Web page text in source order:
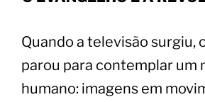
Quando a televisão surgiu,
parou para contemplar um
humano: imagens em